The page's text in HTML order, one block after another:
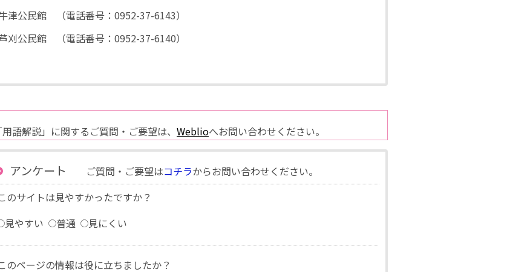
津公民館 （電話番号：0952-37-6143）
刈公民館 （電話番号：0952-37-6140）
語解説」に関するご質問・ご要望は、 Weblioへお問い合わせください。
アンケート ご質問・ご要望はコチラからお問い合わせください。
のサイトは見やすかったですか？
見やすい
普通 見にくい
のページの情報は役に立ちましたか？